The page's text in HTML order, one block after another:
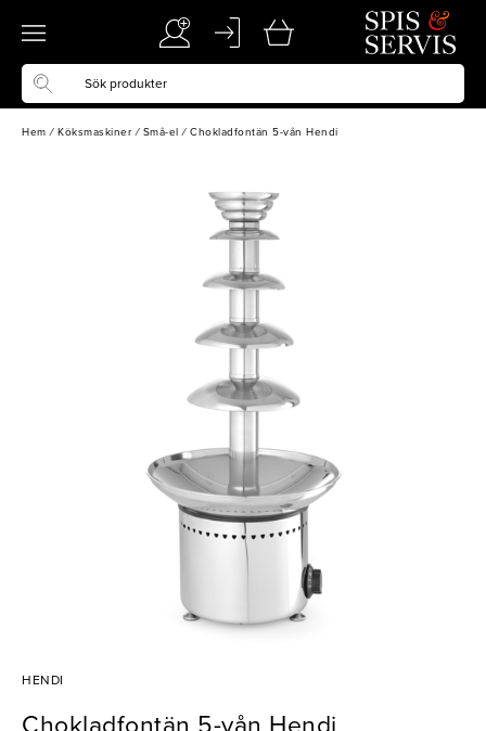
Hem / Köksmaskiner / Små-el / Chokladfontän 5-vån Hendi
HENDI